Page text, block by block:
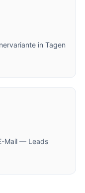
in Tagen
Mail — Leads